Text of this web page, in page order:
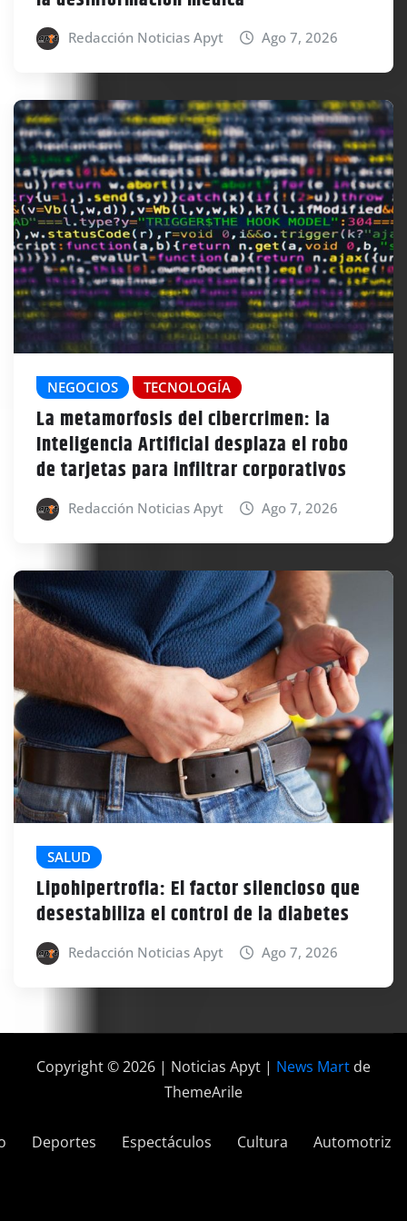
Redacción Noticias Apyt Ago 7, 2026
NEGOCIOS TECNOLOGÍA
La metamorfosis del cibercrimen: la
Inteligencia Artificial desplaza el robo
de tarjetas para infiltrar corporativos
Redacción Noticias Apyt Ago 7, 2026
SALUD
Lipohipertrofia: El factor silencioso que
desestabiliza el control de la diabetes
Redacción Noticias Apyt Ago 7, 2026
Copyright © 2026 | Noticias Apyt | News Mart de
ThemeArile
Deportes Espectáculos Cultura Automotriz